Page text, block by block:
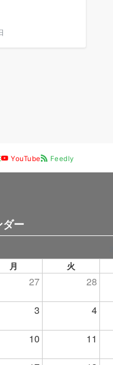
YouTube Feedly
ダー
月 火
27 28
3 4
10 11